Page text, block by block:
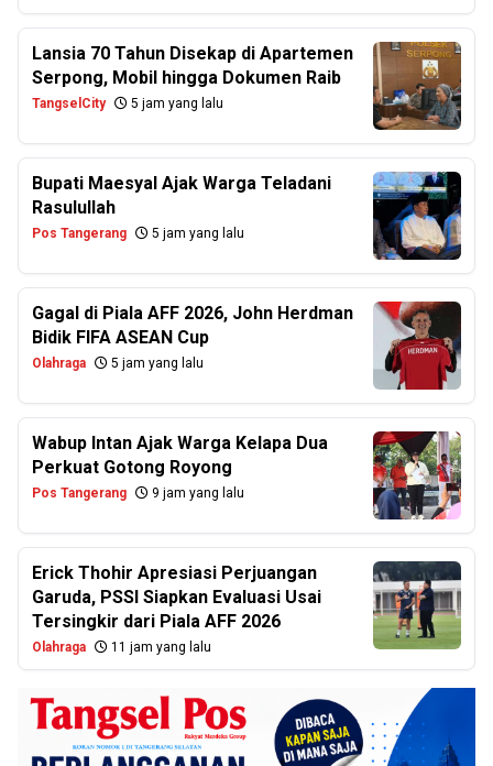
Lansia 70 Tahun Disekap di Apartemen
Serpong, Mobil hingga Dokumen Raib
TangselCity 5 jam yang lalu
Bupati Maesyal Ajak Warga Teladani
Rasulullah
Pos Tangerang 5 jam yang lalu
Gagal di Piala AFF 2026, John Herdman
Bidik FIFA ASEAN Cup
Olahraga 5 jam yang lalu
Wabup Intan Ajak Warga Kelapa Dua
Perkuat Gotong Royong
Pos Tangerang 9 jam yang lalu
Erick Thohir Apresiasi Perjuangan
Garuda, PSSI Siapkan Evaluasi Usai
Tersingkir dari Piala AFF 2026
Olahraga 11 jam yang lalu